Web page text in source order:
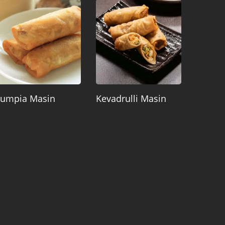
Masin Kevadrulli Masin